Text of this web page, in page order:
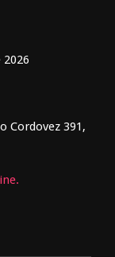
2026
Cordovez 391,